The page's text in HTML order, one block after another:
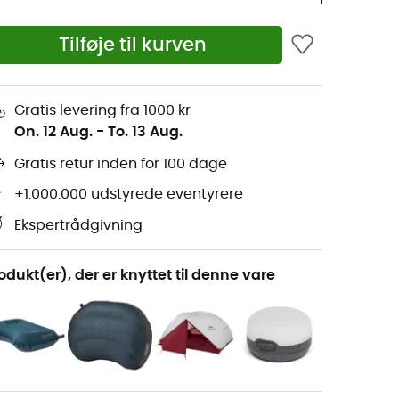
Tilføje til kurven
Gratis levering fra 1000 kr
On. 12 Aug. - To. 13 Aug.
Gratis retur inden for 100 dage
+1.000.000 udstyrede eventyrere
Ekspertrådgivning
der er knyttet til denne vare